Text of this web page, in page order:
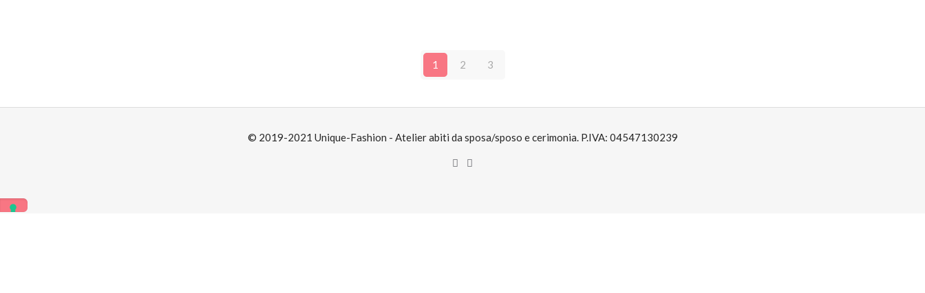
1 2 3
© 2019-2021 Unique-Fashion - Atelier abiti da sposa/sposo e cerimonia. P.IVA: 04547130239